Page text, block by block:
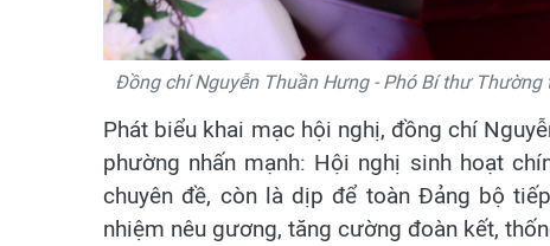
Đồng chí Nguyễn Thuần Hưng - Phó Bí thư
Phát biểu khai mạc hội nghị, đồng chí
phường nhấn mạnh: Hội nghị sinh hoạt
chuyên đề, còn là dịp để toàn Đảng bộ
nhiệm nêu gương, tăng cường đoàn kết,